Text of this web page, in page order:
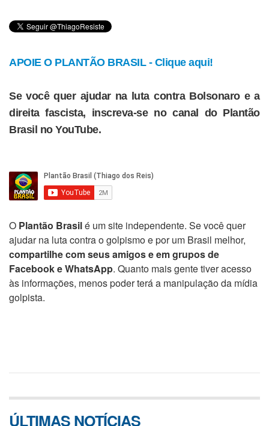
APOIE O PLANTÃO BRASIL - Clique aqui!
Se você quer ajudar na luta contra Bolsonaro e a
direita fascista, inscreva-se no canal do Plantão
Brasil no YouTube.
O Plantão Brasilé um site independente. Se você quer
ajudar na luta contra o golpismo e por um Brasil melhor,
compartilhe com seus amigos e em grupos de
Facebook e WhatsApp. Quanto mais gente tiver acesso
às informações, menos poder terá a manipulação da mídia
golpista.
ÚLTIMAS NOTÍCIAS